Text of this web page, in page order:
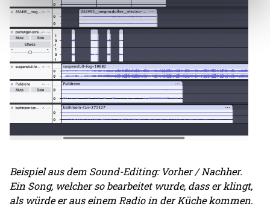
Beispiel aus dem Sound-Editing: Vorher / Nachher.
Ein Song, welcher so bearbeitet wurde, dass er klingt,
als würde er aus einem Radio in der Küche kommen.